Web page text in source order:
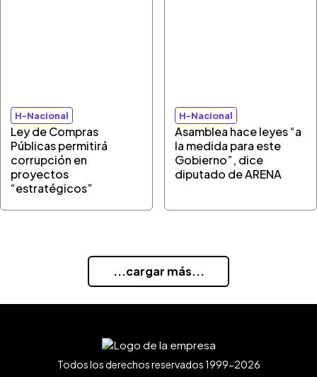
H-Nacional
Ley de Compras
Públicas permitirá
corrupción en
proyectos
“estratégicos”
H-Nacional
Asamblea hace leyes “a
la medida para este
Gobierno”, dice
diputado de ARENA
...cargar más...
Todos los derechos reservados 1999-2026